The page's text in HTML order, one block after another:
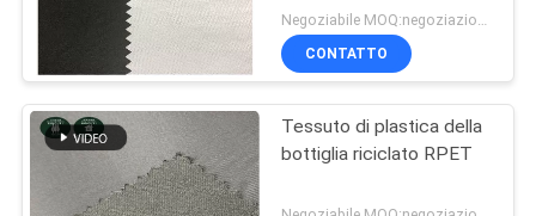
CONTATTO
Tessuto di plastica della
bottiglia riciclato RPET